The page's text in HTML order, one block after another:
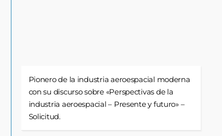
Pionero de la industria aeroespacial moderna
con su discurso sobre «Perspectivas de la
industria aeroespacial – Presente y futuro» –
Solicitud.